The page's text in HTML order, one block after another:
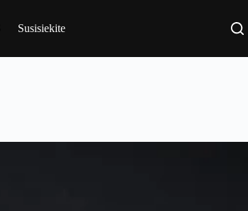
Susisiekite